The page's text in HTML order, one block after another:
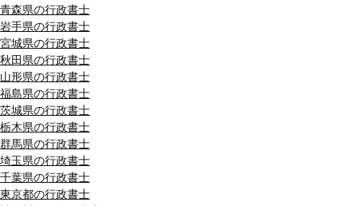
青森県の行政書士
岩手県の行政書士
宮城県の行政書士
秋田県の行政書士
山形県の行政書士
福島県の行政書士
茨城県の行政書士
栃木県の行政書士
群馬県の行政書士
埼玉県の行政書士
千葉県の行政書士
東京都の行政書士